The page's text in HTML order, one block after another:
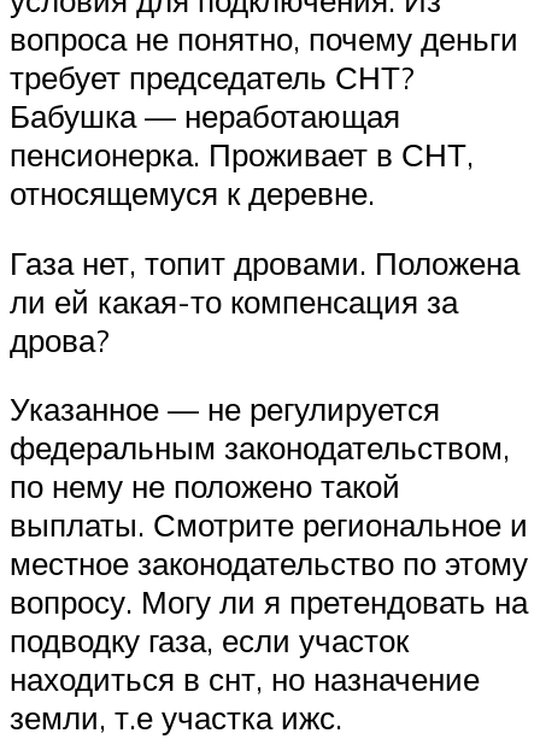
вопроса не понятно, почему деньги
требует председатель СНТ?
Бабушка — неработающая
пенсионерка. Проживает в СНТ,
относящемуся к деревне.
Газа нет, топит дровами. Положена
ли ей какая-то компенсация за
дрова?
Указанное — не регулируется
федеральным законодательством,
по нему не положено такой
выплаты. Смотрите региональное и
местное законодательство по этому
вопросу. Могу ли я претендовать на
подводку газа, если участок
находиться в снт, но назначение
земли, т.е участка ижс.